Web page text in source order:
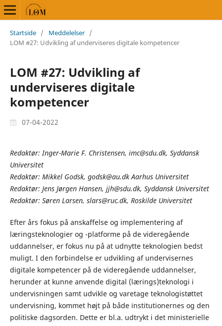
Startside / Meddelelser /
LOM #27: Udvikling af underviseres digitale kompetencer
LOM #27: Udvikling af
underviseres digitale
kompetencer
07-04-2022
Redaktør: Inger-Marie F. Christensen, imc@sdu.dk, Syddansk
Universitet
Redaktør: Mikkel Godsk, godsk@au.dk Aarhus Universitet
Redaktør: Jens Jørgen Hansen, jjh@sdu.dk, Syddansk Universitet
Redaktør: Søren Larsen, slars@ruc.dk, Roskilde Universitet
Efter års fokus på anskaffelse og implementering af
læringsteknologier og -platforme på de videregående
uddannelser, er fokus nu på at udnytte teknologien bedst
muligt. I den forbindelse er udvikling af undervisernes
digitale kompetencer på de videregående uddannelser,
herunder at kunne anvende digital (lærings)teknologi i
undervisningen samt udvikle og varetage teknologistøttet
undervisning, kommet højt på både institutionernes og den
politiske dagsorden. Dette er bl.a. udtrykt i det ministerielle